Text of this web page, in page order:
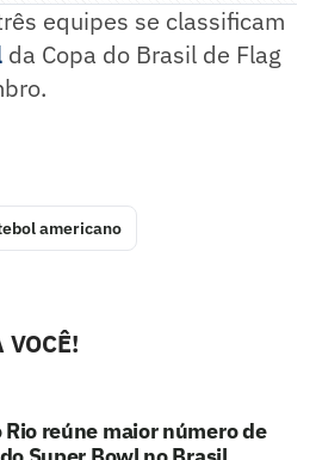
equipes se classificam
da Copa do Brasil de Flag
americano
VOCÊ!
Rio reúne maior número de